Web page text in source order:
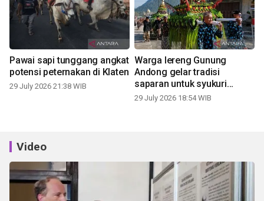
Pawai sapi tunggang angkat
potensi peternakan di Klaten
29 July 2026 21:38 WIB
Warga lereng Gunung
Andong gelar tradisi
saparan untuk syukuri
panen
29 July 2026 18:54 WIB
Video